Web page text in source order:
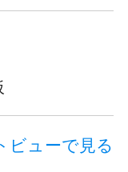
ビューで見る